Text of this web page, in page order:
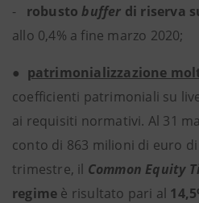
- robustobuffer di riserva
allo 0,4% a fine marzo 2020;
● patrimonializzazione
coefficienti patrimoniali su
ai requisiti normativi. Al 31
conto di 863 milioni di euro
trimestre, il Common Equity
regime è risultato pari al